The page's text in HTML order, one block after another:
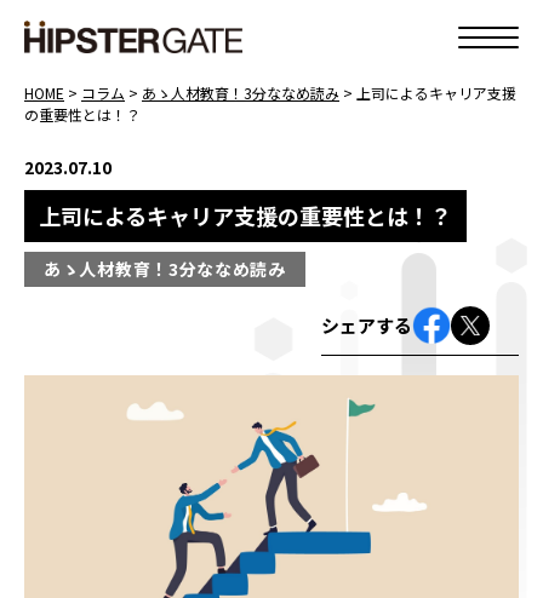
HOME > コラム > あゝ人材教育！3分ななめ読み > 上司によるキャリア支援
の重要性とは！？
2023.07.10
上司によるキャリア支援の重要性とは！？
あゝ人材教育！3分ななめ読み
シェアする